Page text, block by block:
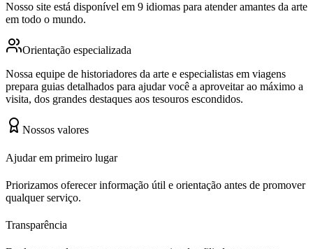
Nosso site está disponível em 9 idiomas para atender amantes da arte
em todo o mundo.
Orientação especializada
Nossa equipe de historiadores da arte e especialistas em viagens
prepara guias detalhados para ajudar você a aproveitar ao máximo a
visita, dos grandes destaques aos tesouros escondidos.
Nossos valores
Ajudar em primeiro lugar
Priorizamos oferecer informação útil e orientação antes de promover
qualquer serviço.
Transparência